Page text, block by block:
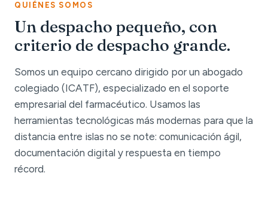
QUIÉNES SOMOS
Un despacho pequeño, con
criterio de despacho grande.
Somos un equipo cercano dirigido por un abogado
colegiado (ICATF), especializado en el soporte
empresarial del farmacéutico. Usamos las
herramientas tecnológicas más modernas para que la
distancia entre islas no se note: comunicación ágil,
documentación digital y respuesta en tiempo
récord.